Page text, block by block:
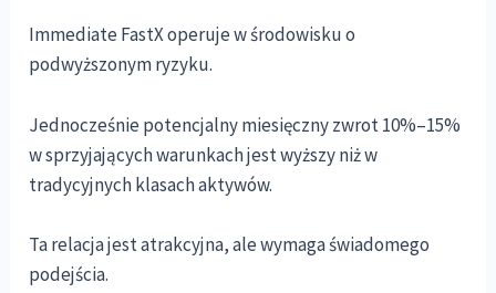
Immediate FastX operuje w środowisku o
podwyższonym ryzyku.
Jednocześnie potencjalny miesięczny zwrot 10%–15%
w sprzyjających warunkach jest wyższy niż w
tradycyjnych klasach aktywów.
Ta relacja jest atrakcyjna, ale wymaga świadomego
podejścia.